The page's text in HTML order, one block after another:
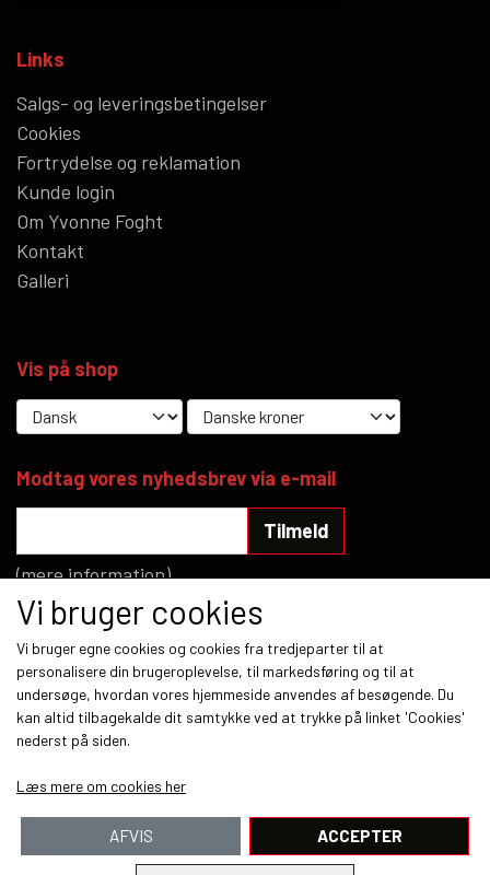
Links
Salgs- og leveringsbetingelser
Cookies
Fortrydelse og reklamation
Kunde login
Om Yvonne Foght
Kontakt
Galleri
Vis på shop
Modtag vores nyhedsbrev via e-mail
Tilmeld
(mere information)
Sociale medier
Betalingsmetoder
Vi bruger cookies
Vi bruger egne cookies og cookies fra tredjeparter til at
personalisere din brugeroplevelse, til markedsføring og til at
undersøge, hvordan vores hjemmeside anvendes af besøgende. Du
kan altid tilbagekalde dit samtykke ved at trykke på linket 'Cookies'
nederst på siden.
Læs mere om cookies her
AFVIS ACCEPTER